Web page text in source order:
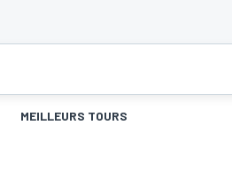
MEILLEURS TOURS